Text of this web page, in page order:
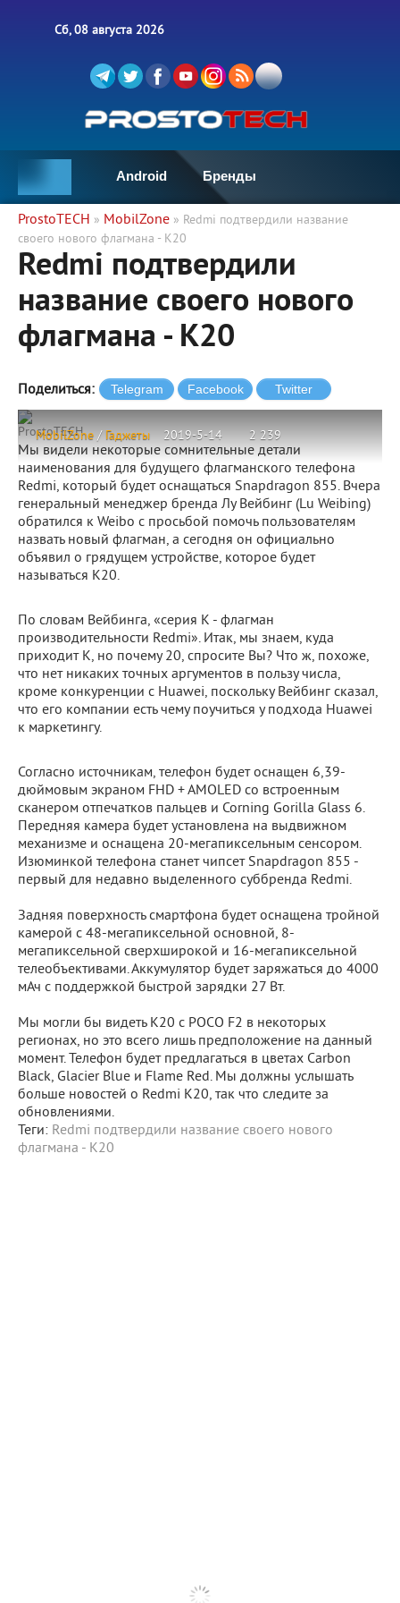
Сб, 08 августа 2026
Android Бренды
ProstoTECH » MobilZone » Redmi подтвердили название
своего нового флагмана - K20
Redmi подтвердили
название своего нового
флагмана - K20
Поделиться:
MobilZone / Гаджеты 2019-5-14 2 239
ProstoTECH
Мы видели некоторые сомнительные детали
наименования для будущего флагманского телефона
Redmi, который будет оснащаться Snapdragon 855. Вчера
генеральный менеджер бренда Лу Вейбинг (Lu Weibing)
обратился к Weibo с просьбой помочь пользователям
назвать новый флагман, а сегодня он официально
объявил о грядущем устройстве, которое будет
называться K20.
По словам Вейбинга, «серия K - флагман
производительности Redmi». Итак, мы знаем, куда
приходит K, но почему 20, спросите Вы? Что ж, похоже,
что нет никаких точных аргументов в пользу числа,
кроме конкуренции с Huawei, поскольку Вейбинг сказал,
что его компании есть чему поучиться у подхода Huawei
к маркетингу.
Согласно источникам, телефон будет оснащен 6,39-
дюймовым экраном FHD + AMOLED со встроенным
сканером отпечатков пальцев и Corning Gorilla Glass 6.
Передняя камера будет установлена на выдвижном
механизме и оснащена 20-мегапиксельным сенсором.
Изюминкой телефона станет чипсет Snapdragon 855 -
первый для недавно выделенного суббренда Redmi.
Задняя поверхность смартфона будет оснащена тройной
камерой с 48-мегапиксельной основной, 8-
мегапиксельной сверхширокой и 16-мегапиксельной
телеобъективами. Аккумулятор будет заряжаться до 4000
мАч с поддержкой быстрой зарядки 27 Вт.
Мы могли бы видеть K20 с POCO F2 в некоторых
регионах, но это всего лишь предположение на данный
момент. Телефон будет предлагаться в цветах Carbon
Black, Glacier Blue и Flame Red. Мы должны услышать
больше новостей о Redmi K20, так что следите за
обновлениями.
Теги: Redmi подтвердили название своего нового
флагмана - K20